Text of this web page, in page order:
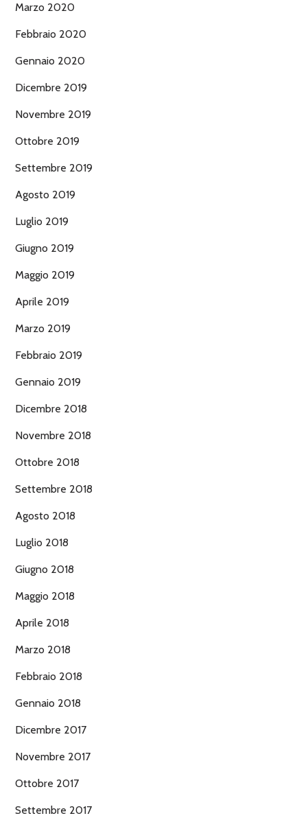
Marzo 2020
Febbraio 2020
Gennaio 2020
Dicembre 2019
Novembre 2019
Ottobre 2019
Settembre 2019
Agosto 2019
Luglio 2019
Giugno 2019
Maggio 2019
Aprile 2019
Marzo 2019
Febbraio 2019
Gennaio 2019
Dicembre 2018
Novembre 2018
Ottobre 2018
Settembre 2018
Agosto 2018
Luglio 2018
Giugno 2018
Maggio 2018
Aprile 2018
Marzo 2018
Febbraio 2018
Gennaio 2018
Dicembre 2017
Novembre 2017
Ottobre 2017
Settembre 2017